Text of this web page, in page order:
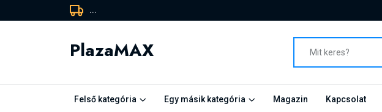
...
PlazaMAX
Felső kategória Egy másik kategória Magazin Kapcsolat